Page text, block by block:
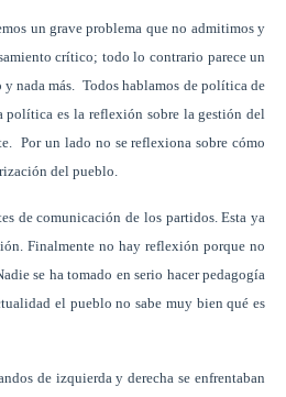
un grave problema que no admitimos y
crítico; todo lo contrario parece un
nada más. Todos hablamos de política de
es la reflexión sobre la gestión del
Por un lado no se reflexiona sobre cómo
del pueblo.
de comunicación de los partidos. Esta ya
Finalmente no hay reflexión porque no
se ha tomado en serio hacer pedagogía
el pueblo no sabe muy bien qué es
de izquierda y derecha se enfrentaban